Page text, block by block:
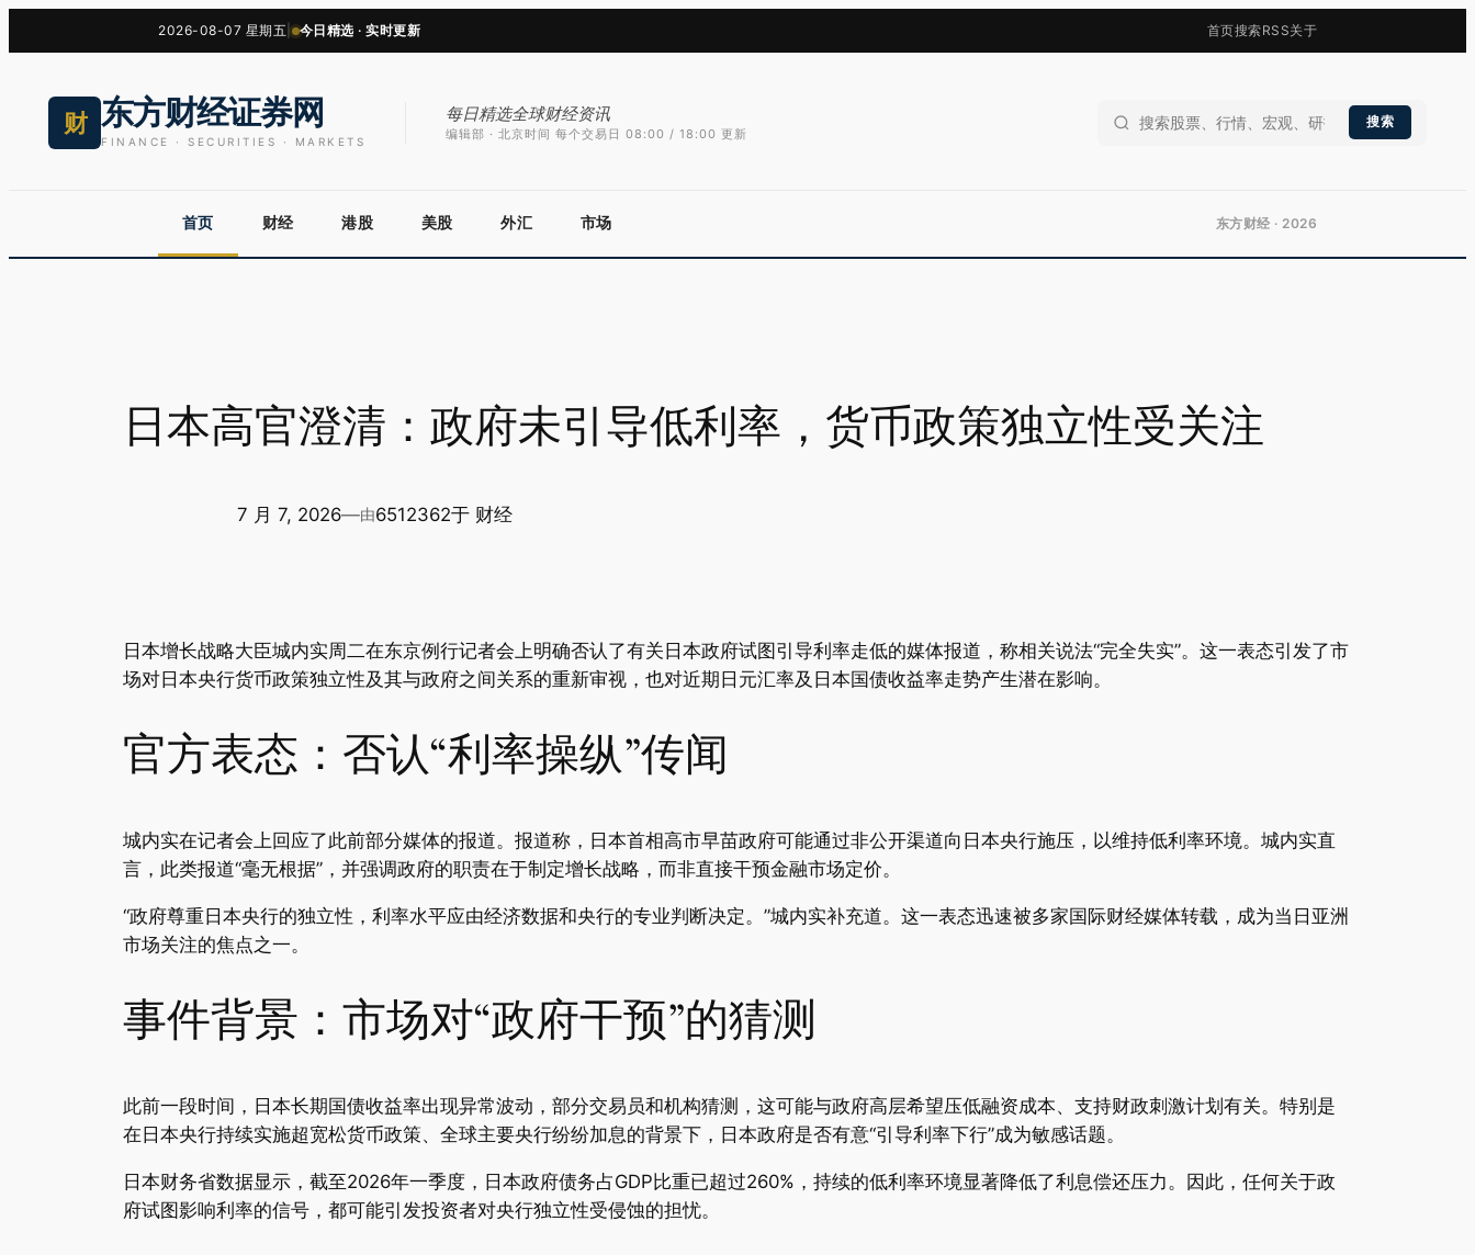
至
2026-08-07 星期五 | 今日精选 · 实时更新 首页搜索RSS关于
财 东方财经证券网
FINANCE · SECURITIES · MARKETS
每日精选全球财经资讯
编辑部 · 北京时间 每个交易日 08:00 / 18:00 更新
搜索
首页 财经 港股 美股 外汇 市场 东方财经 · 2026
日本高官澄清：政府未引导低利率，货币政策独立性受关注
7 月 7, 2026—由6512362于 财经
日本增长战略大臣城内实周二在东京例行记者会上明确否认了有关日本政府试图引导利率走低的媒体报道，称相关说法“完全失实”。这一表态引发了市
场对日本央行货币政策独立性及其与政府之间关系的重新审视，也对近期日元汇率及日本国债收益率走势产生潜在影响。
官方表态：否认“利率操纵”传闻
城内实在记者会上回应了此前部分媒体的报道。报道称，日本首相高市早苗政府可能通过非公开渠道向日本央行施压，以维持低利率环境。城内实直
言，此类报道“毫无根据”，并强调政府的职责在于制定增长战略，而非直接干预金融市场定价。
“政府尊重日本央行的独立性，利率水平应由经济数据和央行的专业判断决定。”城内实补充道。这一表态迅速被多家国际财经媒体转载，成为当日亚洲
市场关注的焦点之一。
事件背景：市场对“政府干预”的猜测
此前一段时间，日本长期国债收益率出现异常波动，部分交易员和机构猜测，这可能与政府高层希望压低融资成本、支持财政刺激计划有关。特别是
在日本央行持续实施超宽松货币政策、全球主要央行纷纷加息的背景下，日本政府是否有意“引导利率下行”成为敏感话题。
日本财务省数据显示，截至2026年一季度，日本政府债务占GDP比重已超过260%，持续的低利率环境显著降低了利息偿还压力。因此，任何关于政
府试图影响利率的信号，都可能引发投资者对央行独立性受侵蚀的担忧。